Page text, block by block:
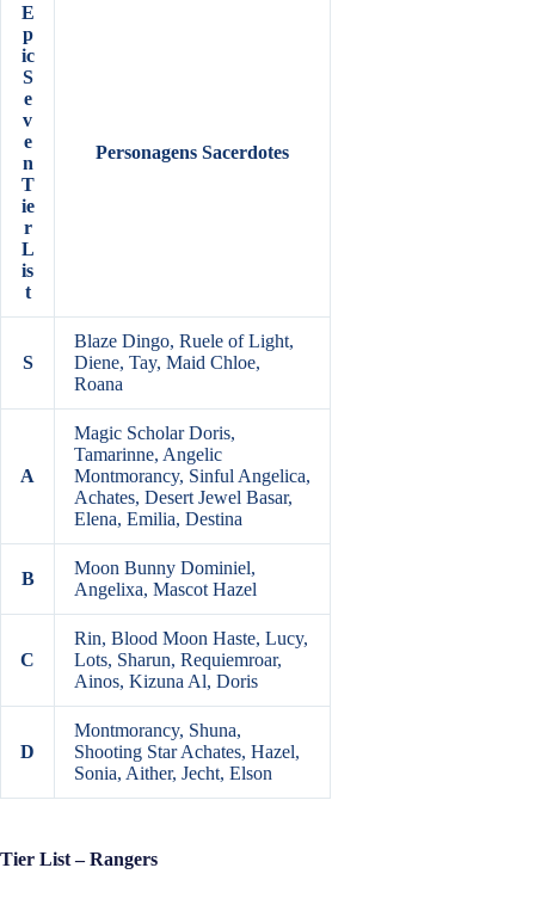
E
p
ic
S
e
v
e
n
T
ie
r
L
is
t
Personagens Sacerdotes
S
Blaze Dingo, Ruele of Light,
Diene, Tay, Maid Chloe,
Roana
A
Magic Scholar Doris,
Tamarinne, Angelic
Montmorancy, Sinful Angelica,
Achates, Desert Jewel Basar,
Elena, Emilia, Destina
B
Moon Bunny Dominiel,
Angelixa, Mascot Hazel
C
Rin, Blood Moon Haste, Lucy,
Lots, Sharun, Requiemroar,
Ainos, Kizuna Al, Doris
D
Montmorancy, Shuna,
Shooting Star Achates, Hazel,
Sonia, Aither, Jecht, Elson
Tier List – Rangers